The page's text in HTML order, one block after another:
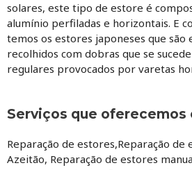
solares, este tipo de estore é
alumínio perfiladas e horizontais. E
temos os estores japoneses que são
recolhidos com dobras que se
regulares provocados por varetas
Serviços que oferecemos
Reparação de estores,Reparação de
Azeitão, Reparação de estores